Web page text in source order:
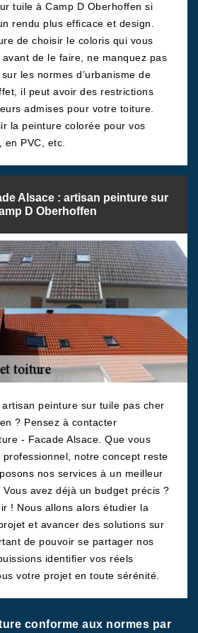
tuile à Camp D Oberhoffen si
rendu plus efficace et design.
de choisir le coloris qui vous
de le faire, ne manquez pas
les normes d’urbanisme de
il peut avoir des restrictions
admises pour votre toiture.
la peinture colorée pour vos
PVC, etc.
Alsace : artisan peinture sur
D Oberhoffen
artisan peinture sur tuile pas cher
? Pensez à contacter
- Facade Alsace. Que vous
notre concept reste
nos services à un meilleur
avez déjà un budget précis ?
! Nous allons alors étudier la
et avancer des solutions sur
de pouvoir se partager nos
identifier vos réels
votre projet en toute sérénité.
conforme aux normes par